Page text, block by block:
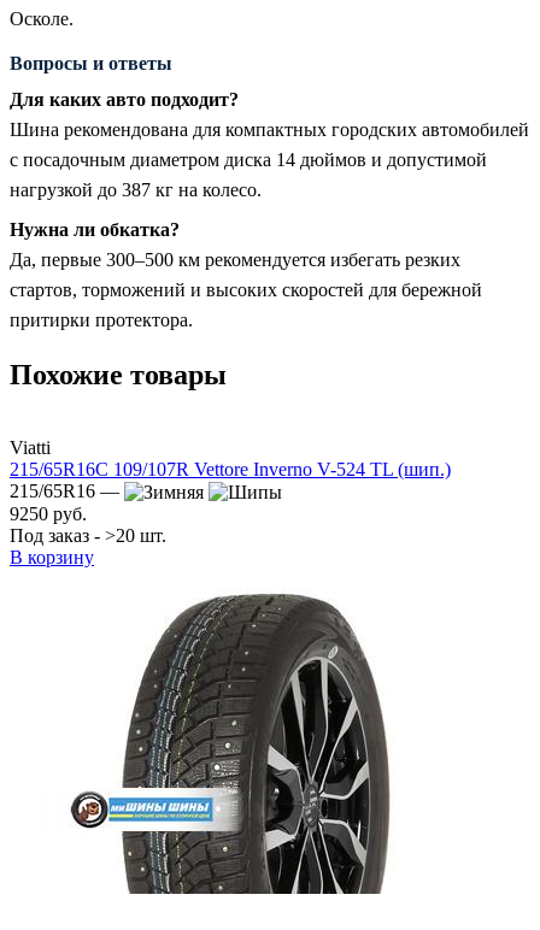
Осколе.
Вопросы и ответы
Для каких авто подходит?
Шина рекомендована для компактных городских автомобилей
с посадочным диаметром диска 14 дюймов и допустимой
нагрузкой до 387 кг на колесо.
Нужна ли обкатка?
Да, первые 300–500 км рекомендуется избегать резких
стартов, торможений и высоких скоростей для бережной
притирки протектора.
Похожие товары
Viatti
215/65R16C 109/107R Vettore Inverno V-524 TL (шип.)
215/65R16 —
9250 руб.
Под заказ - >20 шт.
В корзину